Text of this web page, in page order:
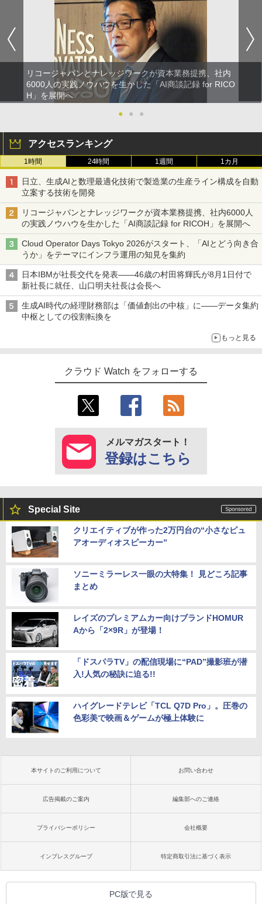
リコージャパンとナレッジワークが資本業務提携、社内
6000人の実践ノウハウを生かした「AI商談記録 for RICO
H」を展開へ
●
● ●
アクセスランキング
1時間 24時間 1週間 1カ月
日立、生成AIと数理最適化技術で製造業の生産ライン構成を自動
立案する技術を開発
リコージャパンとナレッジワークが資本業務提携、社内6000人
の実践ノウハウを生かした「AI商談記録 for RICOH」を展開へ
Cloud Operator Days Tokyo 2026がスタート、「AIとどう向き合
うか」をテーマにインフラ運用の知見を集約
日本IBMが社長交代を発表――46歳の村田将輝氏が8月1日付で
新社長に就任、山口明夫社長は会長へ
生成AI時代の経理財務部は「価値創出の中核」に――データ集約
中枢としての役割転換を
もっと見る
クラウド Watch をフォローする
メルマガスタート！
登録はこちら
Special Site
クリエイティブが作った2万円台の“小さなピュ
アオーディオスピーカー”
ソニーミラーレス一眼の大特集！ 見どころ記事
まとめ
レイズのプレミアムカー向けブランドHOMUR
Aから「2×9R」が登場！
「ドスパラTV」の配信現場に“PAD”撮影班が潜
入!人気の秘訣に迫る!!
ハイグレードテレビ「TCL Q7D Pro」。圧巻の
色彩美で映画＆ゲームが極上体験に
本サイトのご利用について お問い合わせ
広告掲載のご案内 編集部へのご連絡
プライバシーポリシー 会社概要
インプレスグループ 特定商取引法に基づく表示
PC版で見る